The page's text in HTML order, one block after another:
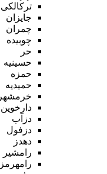
ترکالکی
جایزان
چمران
چوبیده
حر
حسینیه
حمزه
حمیدیه
خرمشهر
دارخوین
دزآب
دزفول
دهدز
رامشیر
رامهرمز